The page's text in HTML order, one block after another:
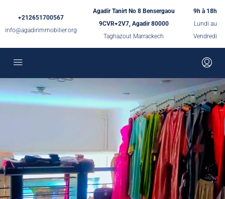
+212651700567
info@agadirimmobilier.org
Agadir Tanirt No 8 Bensergaou
9CVR+2V7, Agadir 80000
Taghazout Marrackech
9h à 18h
Lundi au
Vendredi